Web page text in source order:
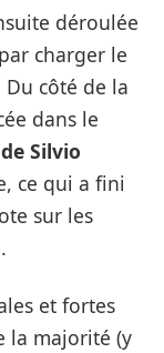
déroulée
charger le
Du côté de la
dans le
Silvio
ce qui a fini
sur les
.
et fortes
la majorité (y